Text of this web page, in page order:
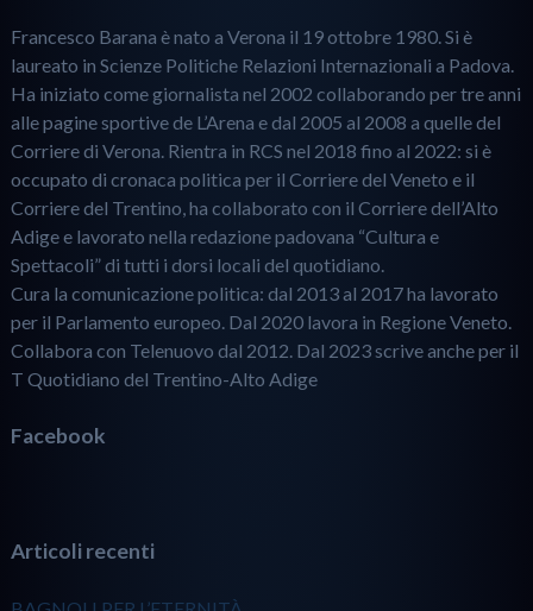
Francesco Barana è nato a Verona il 19 ottobre 1980. Si è
laureato in Scienze Politiche Relazioni Internazionali a Padova.
Ha iniziato come giornalista nel 2002 collaborando per tre anni
alle pagine sportive de L’Arena e dal 2005 al 2008 a quelle del
Corriere di Verona. Rientra in RCS nel 2018 fino al 2022: si è
occupato di cronaca politica per il Corriere del Veneto e il
Corriere del Trentino, ha collaborato con il Corriere dell’Alto
Adige e lavorato nella redazione padovana “Cultura e
Spettacoli” di tutti i dorsi locali del quotidiano.
Cura la comunicazione politica: dal 2013 al 2017 ha lavorato
per il Parlamento europeo. Dal 2020 lavora in Regione Veneto.
Collabora con Telenuovo dal 2012. Dal 2023 scrive anche per il
T Quotidiano del Trentino-Alto Adige
Facebook
Articoli recenti